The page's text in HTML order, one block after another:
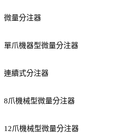
微量分注器
單爪機器型微量分注器
連續式分注器
8爪機械型微量分注器
12爪機械型微量分注器